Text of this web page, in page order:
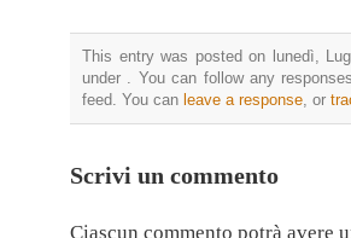
This entry was posted on lunedì,
under . You can follow any
feed. You can leave a response , or
Scrivi un commento
Ciascun commento potrà avere